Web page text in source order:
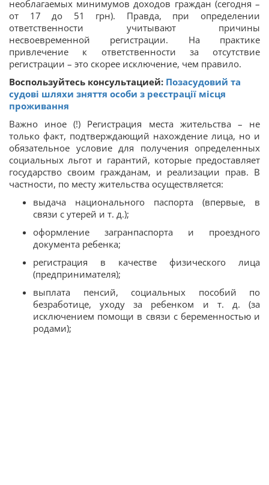
необлагаемых минимумов доходов граждан (сегодня –
от 17 до 51 грн). Правда, при определении
ответственности учитывают причины
несвоевременной регистрации. На практике
привлечение к ответственности за отсутствие
регистрации – это скорее исключение, чем правило.
Воспользуйтесь консультацией: Позасудовий та
судові шляхи зняття особи з реєстрації місця
проживання
Важно иное (!) Регистрация места жительства – не
только факт, подтверждающий нахождение лица, но и
обязательное условие для получения определенных
социальных льгот и гарантий, которые предоставляет
государство своим гражданам, и реализации прав. В
частности, по месту жительства осуществляется:
выдача национального паспорта (впервые, в
связи с утерей и т. д.);
оформление загранпаспорта и проездного
документа ребенка;
регистрация в качестве физического лица
(предпринимателя);
выплата пенсий, социальных пособий по
безработице, уходу за ребенком и т. д. (за
исключением помощи в связи с беременностью и
родами);